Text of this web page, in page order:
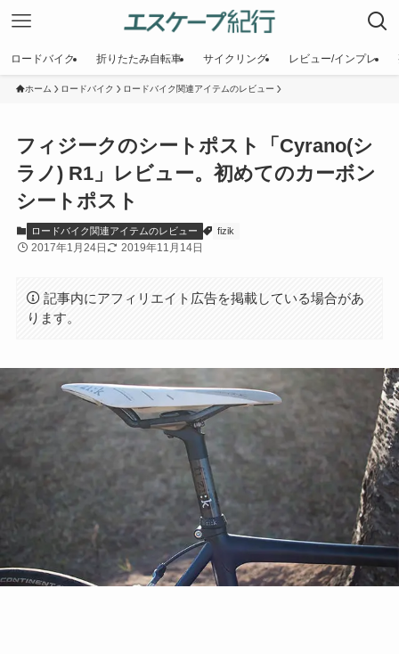
ロードバイク 折りたたみ自転車 サイクリング レビュー/インプレ
ホーム ロードバイク ロードバイク関連アイテムのレビュー
フィジークのシートポスト「Cyrano(シ
ラノ) R1」レビュー。初めてのカーボン
シートポスト
ロードバイク関連アイテムのレビュー fizik
2017年1月24日 2019年11月14日
記事内にアフィリエイト広告を掲載している場合があ
ります。